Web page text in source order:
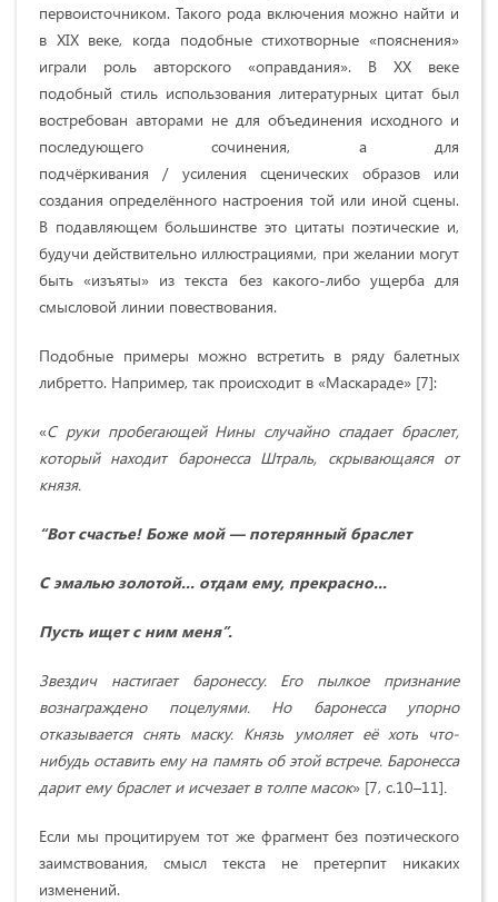
первоисточником. Такого рода включения можно найти и
в XIX веке, когда подобные стихотворные «пояснения»
играли роль авторского «оправдания». В XX веке
подобный стиль использования литературных цитат был
востребован авторами не для объединения исходного и
последующего сочинения, а для
подчёркивания / усиления сценических образов или
создания определённого настроения той или иной сцены.
В подавляющем большинстве это цитаты поэтические и,
будучи действительно иллюстрациями, при желании могут
быть «изъяты» из текста без какого-либо ущерба для
смысловой линии повествования.
Подобные примеры можно встретить в ряду балетных
либретто. Например, так происходит в «Маскараде» [7]:
«С руки пробегающей Нины случайно спадает браслет,
который находит баронесса Штраль, скрывающаяся от
князя.
“Вот счастье! Боже мой — потерянный браслет
С эмалью золотой... отдам ему, прекрасно...
Пусть ищет с ним меня”.
Звездич настигает баронессу. Его пылкое признание
вознаграждено поцелуями. Но баронесса упорно
отказывается снять маску. Князь умоляет её хоть что-
нибудь оставить ему на память об этой встрече. Баронесса
дарит ему браслет и исчезает в толпе масок» [7, с.10–11].
Если мы процитируем тот же фрагмент без поэтического
заимствования, смысл текста не претерпит никаких
изменений.